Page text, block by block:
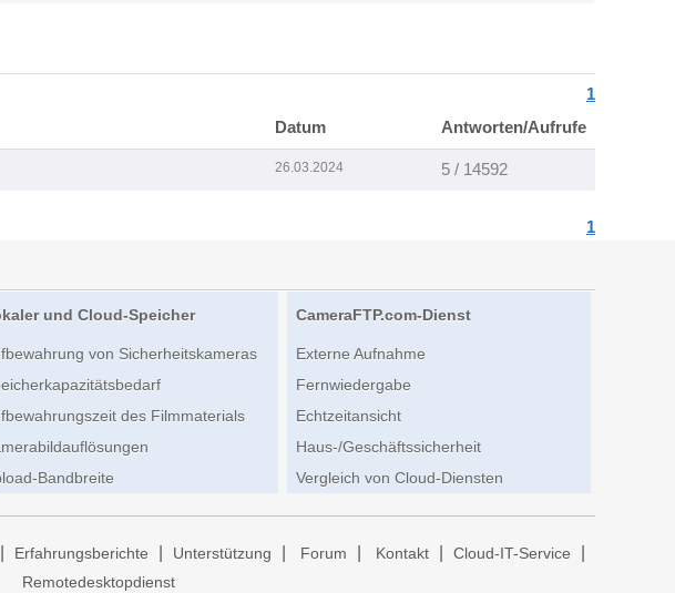
1
Datum Antworten/Aufrufe
26.03.2024 5 / 14592
1
und Cloud-Speicher
von Sicherheitskameras
des Filmmaterials
Bandbreite
CameraFTP.com-Dienst
Externe Aufnahme
Fernwiedergabe
Echtzeitansicht
Haus-/Geschäftssicherheit
Vergleich von Cloud-Diensten
Erfahrungsberichte Unterstützung Forum Kontakt Cloud-IT-Service
Remotedesktopdienst